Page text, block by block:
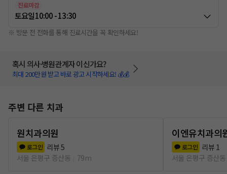
진료마감
토요일10:00 - 13:30
※ 방문 전 전화를 통해 진료시간을 꼭 확인하세요!
혹시 의사·병원관계자 이신가요?
최대 200만원 받고 바로 광고 시작하세요! 💰💰
주변 다른 치과
원치과의원
로그인 리뷰5
서울 은평구 증산동
79m
이엔유치과의
로그인 리뷰 1
서울 은평구 증산동